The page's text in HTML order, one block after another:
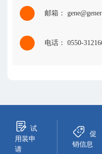
邮箱：
电话： 0550-
试
用装申
请
促
销信息